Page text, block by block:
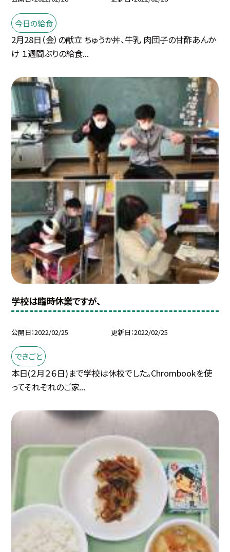
今日の給食
2月28日（金）の献立 ちゅうか丼、牛乳 肉団子の甘酢あんか
け １週間ぶりの給食...
学校は臨時休業ですが、
公開日 2022/02/25 更新日 2022/02/25
できごと
本日(２月２６日)まで学校は休校でした。Chrombookを使
ってそれぞれのご家...